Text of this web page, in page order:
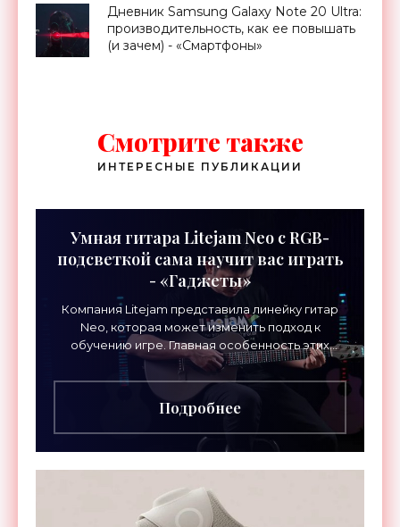
Дневник Samsung Galaxy Note 20 Ultra:
производительность, как ее повышать
(и зачем) - «Смартфоны»
Смотрите также
ИНТЕРЕСНЫЕ ПУБЛИКАЦИИ
Умная гитара Litejam Neo с RGB-
подсветкой сама научит вас играть
- «Гаджеты»
Компания Litejam представила линейку гитар
Neo, которая может изменить подход к
обучению игре. Главная особенность этих
инструментов – встроенная RGB-подсветка
грифа. Светодиоды
Подробнее